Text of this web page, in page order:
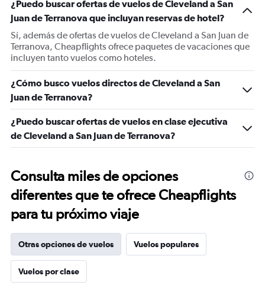
¿Puedo buscar ofertas de vuelos de Cleveland a San
Juan de Terranova que incluyan reservas de hotel?
Sí, además de ofertas de vuelos de Cleveland a San Juan de
Terranova, Cheapflights ofrece paquetes de vacaciones que
incluyen tanto vuelos como hoteles.
¿Cómo busco vuelos directos de Cleveland a San
Juan de Terranova?
¿Puedo buscar ofertas de vuelos en clase ejecutiva
de Cleveland a San Juan de Terranova?
Consulta miles de opciones
diferentes que te ofrece Cheapflights
para tu próximo viaje
Otras opciones de vuelos Vuelos populares
Vuelos por clase